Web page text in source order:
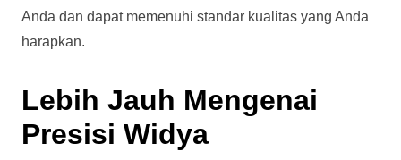
Anda dan dapat memenuhi standar kualitas yang Anda
harapkan.
Lebih Jauh Mengenai
Presisi Widya